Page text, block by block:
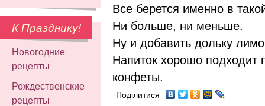
К Празднику!
Новогодние
рецепты
Рождественские
рецепты
Все берется именно в
Ни больше, ни меньше.
Ну и добавить дольку
Напиток хорошо подходит
конфеты.
Поділитися